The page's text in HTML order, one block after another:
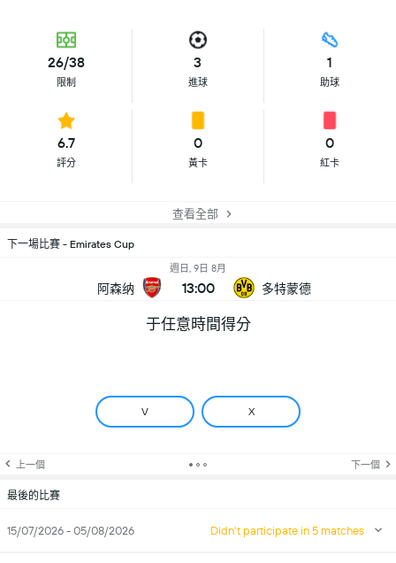
26/38
限制
3
進球
1
助球
6.7
評分
0
黃卡
0
紅卡
查看全部
下一場比賽 - Emirates Cup
阿森纳
週日, 9日 8月
13:00 多特蒙德
于任意時間得分
V X
上一個 下一個
最後的比賽
15/07/2026 - 05/08/2026 Didn't participate in 5 matches